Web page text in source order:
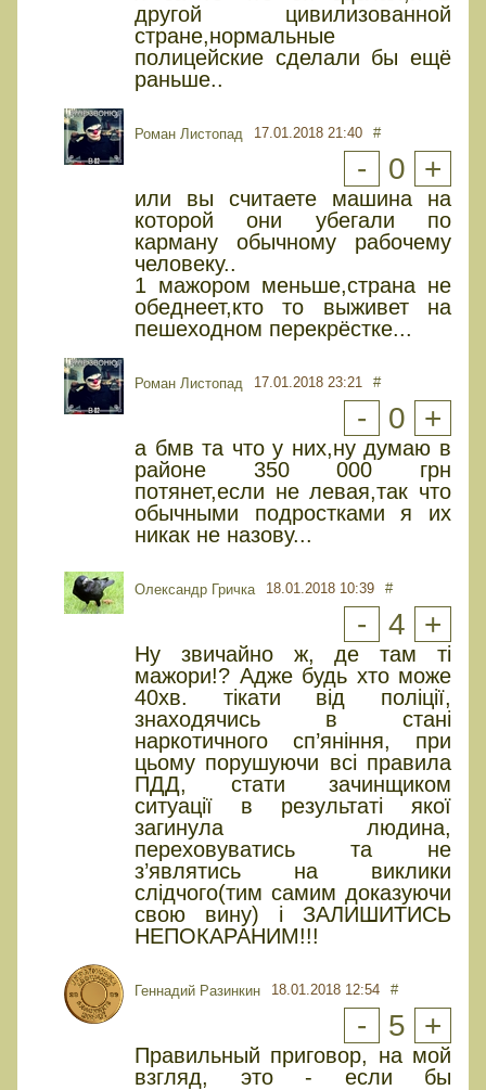
другой цивилизованной
стране,нормальные
полицейские сделали бы ещё
раньше..
Роман Листопад 17.01.2018 21:40 #
- 0 +
или вы считаете машина на
которой они убегали по
карману обычному рабочему
человеку..
1 мажором меньше,страна не
обеднеет,кто то выживет на
пешеходном перекрёстке...
Роман Листопад 17.01.2018 23:21 #
- 0 +
а бмв та что у них,ну думаю в
районе 350 000 грн
потянет,если не левая,так что
обычными подростками я их
никак не назову...
Олександр Гричка 18.01.2018 10:39 #
- 4 +
Ну звичайно ж, де там ті
мажори!? Адже будь хто може
40хв. тікати від поліції,
знаходячись в стані
наркотичного сп’яніння, при
цьому порушуючи всі правила
ПДД, стати зачинщиком
ситуації в результаті якої
загинула людина,
переховуватись та не
з’являтись на виклики
слідчого(тим самим доказуючи
свою вину) і ЗАЛИШИТИСЬ
НЕПОКАРАНИМ!!!
Геннадий Разинкин 18.01.2018 12:54 #
- 5 +
Правильный приговор, на мой
взгляд, это - если бы